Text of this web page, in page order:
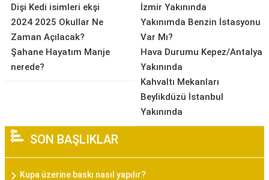
Dişi Kedi isimleri ekşi
2024 2025 Okullar Ne
Zaman Açılacak?
Şahane Hayatım Manje
nerede?
İzmir Yakınında
Yakınımda Benzin İstasyonu
Var Mı?
Hava Durumu Kepez/Antalya
Yakınında
Kahvaltı Mekanları
Beylikdüzü İstanbul
Yakınında
SON BAŞLIKLAR
Kupa üzerine baskı nasıl yapılır?